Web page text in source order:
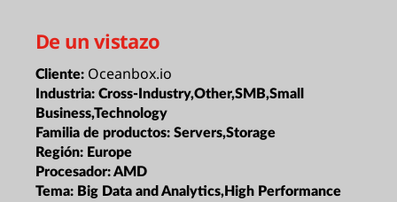
De un vistazo
Cliente: Oceanbox.io
Industria: Cross-Industry,Other,SMB,Small
Business,Technology
Familia de productos: Servers,Storage
Región: Europe
Procesador:AMD
Tema: Big Data and Analytics,High Performance